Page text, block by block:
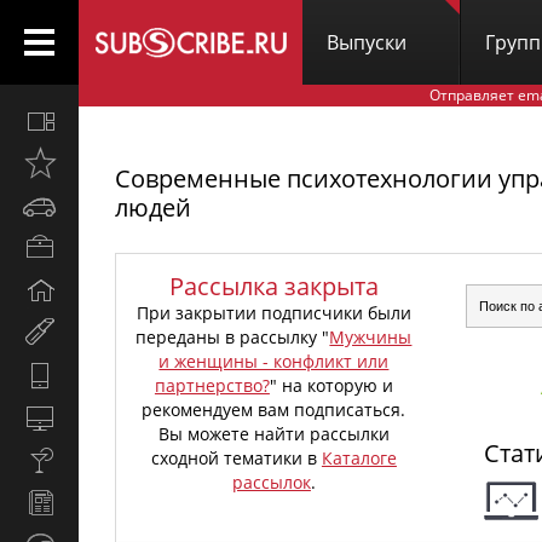
Отправляет
Выпуски
недавно
Автомобили
семья
женщины
Компьютеры
интернет
Культура,
Современные психотехнологии
людей
Рассылка закрыта
При закрытии подписчики были
переданы в рассылку "Мужчины
и женщины - конфликт или
партнерство?" на которую и
рекомендуем вам подписаться.
Вы можете найти рассылки
сходной тематики в Каталоге
рассылок.